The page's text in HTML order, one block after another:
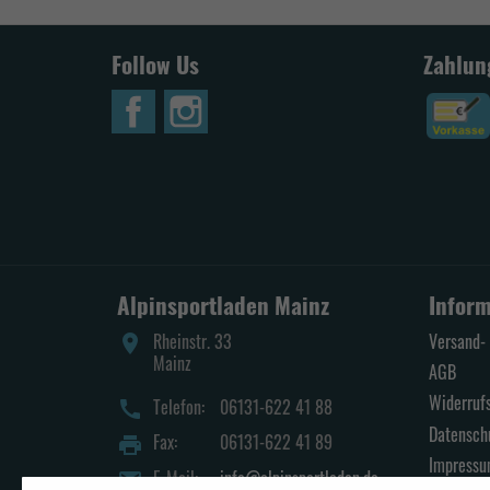
Follow Us
Alpinsportladen Mainz
place
Rheinstr. 33
Mainz
call Telefon:
06131-622 41 88
print Fax:
06131-622 41 89
mail E-Mail: info@alpinsportladen.de
AGB